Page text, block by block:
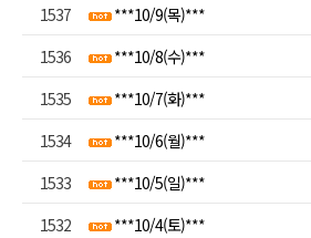
1537
***10/9(목)***
1536
***10/8(수)***
1535
***10/7(화)***
1534
***10/6(월)***
1533
***10/5(일)***
1532
***10/4(토)***